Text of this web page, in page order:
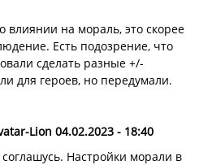
влиянии на мораль, это скорее
Есть подозрение, что
сделать разные +/-
для героев, но передумали.
Lion 04.02.2023 - 18:40
Настройки морали в